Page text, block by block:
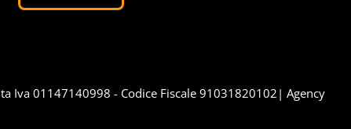
Iva 01147140998 - Codice Fiscale 91031820102| Agency